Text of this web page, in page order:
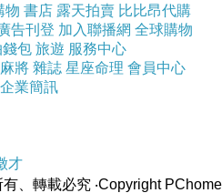
Previous imageNext
中職強勢回
話線上英檢 全民英檢複
物 書店 露天拍賣 比比昂代購
告刊登 加入聯播網 全球購物
錢包 旅遊 服務中心
將 雜誌 星座命理 會員中心
企業簡訊
才
有、轉載必究 ‧Copyright PChome